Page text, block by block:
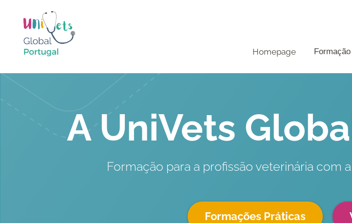
Homepage
A UniVets
Formação para a profissão veterinária com
Formações Práticas